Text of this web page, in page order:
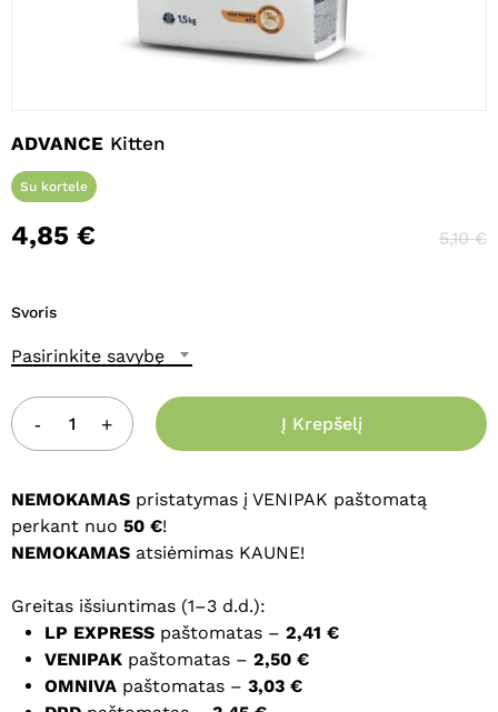
ADVANCE Kitten
Su kortele
4,85 € 5,10€
Svoris
Pasirinkite savybę
Į Krepšelį
NEMOKAMAS pristatymas į VENIPAK paštomatą
perkant nuo 50 €!
NEMOKAMAS atsiėmimas KAUNE!
Greitas išsiuntimas (1–3 d.d.):
LP EXPRESS paštomatas – 2,41 €
VENIPAK paštomatas – 2,50 €
OMNIVA paštomatas – 3,03 €
Pavadinimas*